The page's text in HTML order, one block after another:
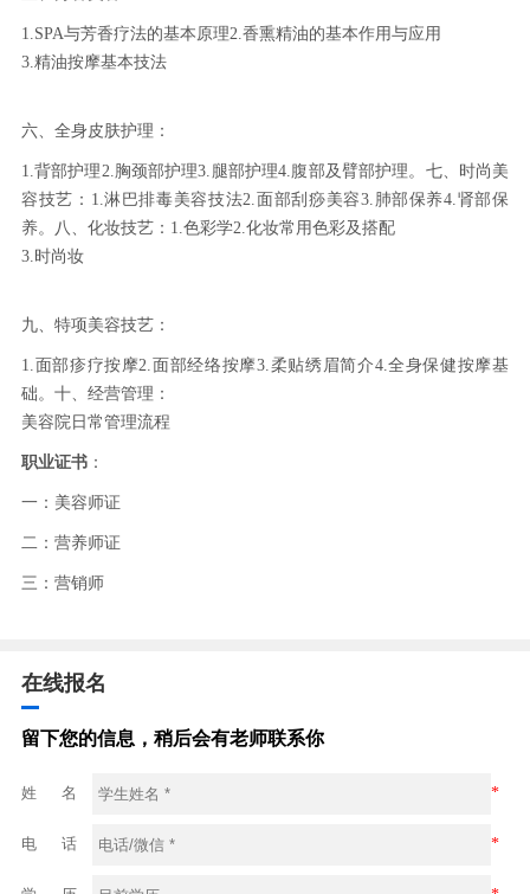
1.SPA与芳香疗法的基本原理2.香熏精油的基本作用与应用
3.精油按摩基本技法
六、全身皮肤护理：
1.背部护理2.胸颈部护理3.腿部护理4.腹部及臂部护理。七、时尚美
容技艺：1.淋巴排毒美容技法2.面部刮痧美容3.肺部保养4.肾部保
养。八、化妆技艺：1.色彩学2.化妆常用色彩及搭配
3.时尚妆
九、特项美容技艺：
1.面部疹疗按摩2.面部经络按摩3.柔贴绣眉简介4.全身保健按摩基
础。十、经营管理：
美容院日常管理流程
职业证书：
一：美容师证
二：营养师证
三：营销师
在线报名
留下您的信息，稍后会有老师联系你
姓 名 *
电 话 *